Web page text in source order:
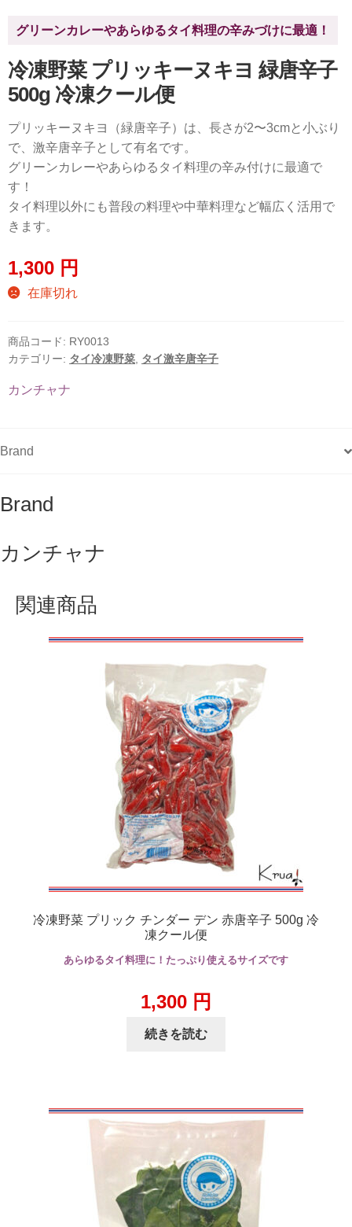
グリーンカレーやあらゆるタイ料理の辛みづけに最適！
冷凍野菜 プリッキーヌキヨ 緑唐辛子
500g 冷凍クール便
プリッキーヌキヨ（緑唐辛子）は、長さが2〜3cmと小ぶり
で、激辛唐辛子として有名です。
グリーンカレーやあらゆるタイ料理の辛み付けに最適で
す！
タイ料理以外にも普段の料理や中華料理など幅広く活用で
きます。
1,300 円
在庫切れ
商品コード: RY0013
カテゴリー: タイ冷凍野菜 タイ激辛唐辛子
カンチャナ
Brand
Brand
カンチャナ
関連商品
冷凍野菜 プリック チンダー デン 赤唐辛子 500g 冷
凍クール便
あらゆるタイ料理に！たっぷり使えるサイズです
1,300 円
続きを読む